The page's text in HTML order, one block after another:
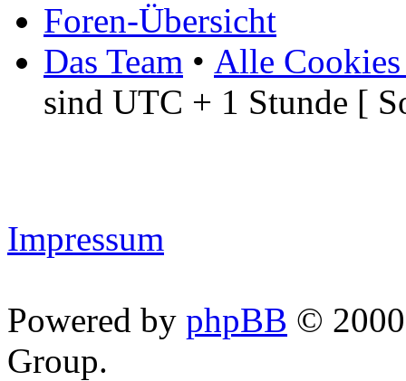
Foren-Übersicht
Das Team • Alle Cookies
sind UTC + 1 Stunde [
Impressum
Powered by phpBB ©
Group.